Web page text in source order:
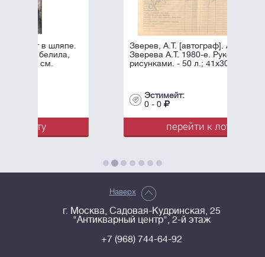
Зверев, А.Т. [автограф]. Афоризмы
Зверева А.Т. 1980-е. Рукопись с
рисунками. - 50 л.; 41x30 см.
перейти к лоту
Наверх
г. Москва, Садовая-Кудринская, 25
"Антикварный центр", 2-й этаж
+7 (968) 744-64-92